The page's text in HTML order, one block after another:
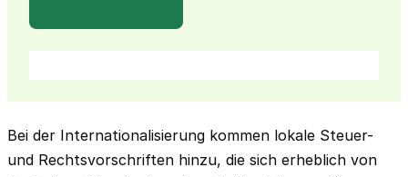
Bei der Internationalisierung kommen lokale Steuer-
und Rechtsvorschriften hinzu, die sich erheblich von